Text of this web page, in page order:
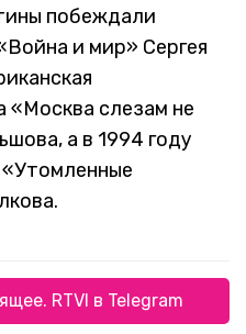
побеждали
и мир» Сергея
«Москва слезам не
а в 1994 году
RTVI в Telegram